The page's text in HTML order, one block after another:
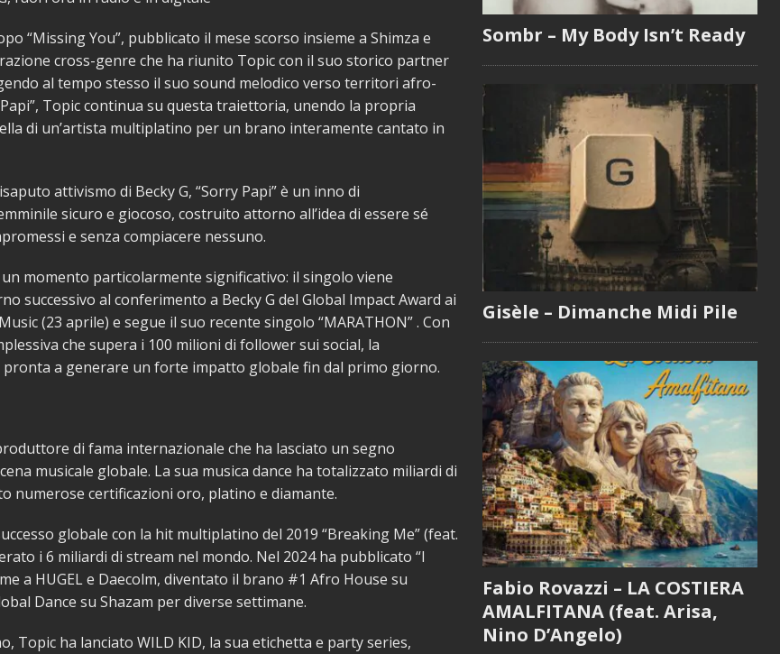
“Missing You”, pubblicato il mese scorso insieme a Shimza e
cross-genre che ha riunito Topic con il suo storico partner
al tempo stesso il suo sound melodico verso territori afro-
Topic continua su questa traiettoria, unendo la propria
di un’artista multiplatino per un brano interamente cantato in
attivismo di Becky G, “Sorry Papi” è un inno di
sicuro e giocoso, costruito attorno all’idea di essere sé
e senza compiacere nessuno.
un momento particolarmente significativo: il singolo viene
successivo al conferimento a Becky G del Global Impact Award ai
(23 aprile) e segue il suo recente singolo “MARATHON” . Con
che supera i 100 milioni di follower sui social, la
pronta a generare un forte impatto globale fin dal primo giorno.
di fama internazionale che ha lasciato un segno
musicale globale. La sua musica dance ha totalizzato miliardi di
numerose certificazioni oro, platino e diamante.
globale con la hit multiplatino del 2019 “Breaking Me” (feat.
i 6 miliardi di stream nel mondo. Nel 2024 ha pubblicato “I
a HUGEL e Daecolm, diventato il brano #1 Afro House su
Dance su Shazam per diverse settimane.
Topic ha lanciato WILD KID, la sua etichetta e party series,
Sombr – My Body Isn’t Ready
Gisèle – Dimanche Midi Pile
Fabio Rovazzi – LA COSTIERA
AMALFITANA (feat. Arisa,
Nino D’Angelo)